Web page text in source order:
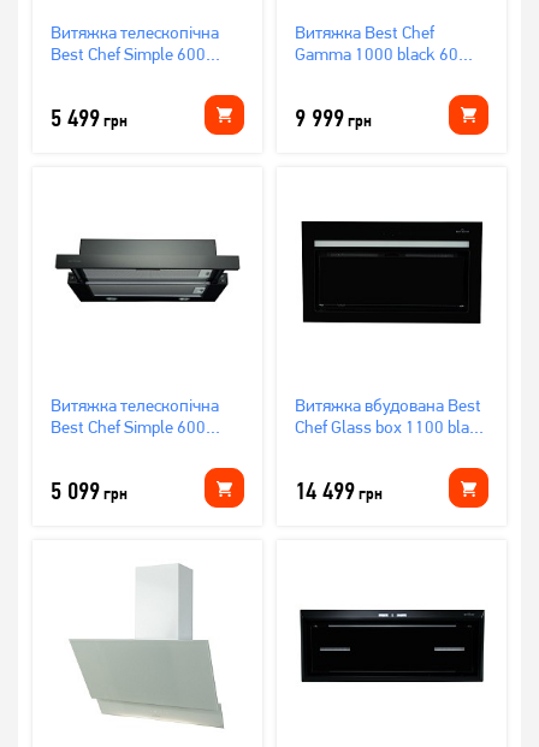
Витяжка телескопічна
Best Chef Simple 600
(OCORM60L4T.S3.BI.SW_BST)
5 499грн
Витяжка Best Chef
Gamma 1000 black 60
9 999грн
Витяжка телескопічна
Best Chef Simple 600
(OCORM60L4T.S3.MC.SB_BST)
5 099грн
Витяжка вбудована Best
Chef Glass box 1100 black
14 499грн